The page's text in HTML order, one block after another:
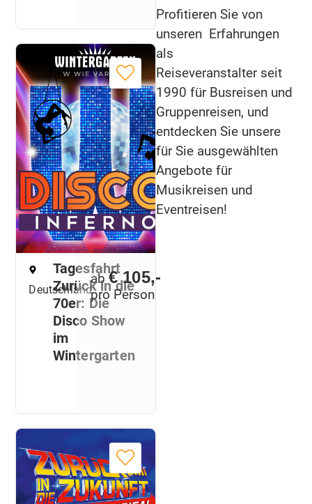
Deutschland
Tagesfahrt
Zurück in die
70er: Die
Disco Show
im
Wintergarten
ab€ 105,-
pro Person
Profitieren Sie von
unseren Erfahrungen
als
Reiseveranstalter seit
1990 für Busreisen und
Gruppenreisen, und
entdecken Sie unsere
für Sie ausgewählten
Angebote für
Musikreisen und
Eventreisen!